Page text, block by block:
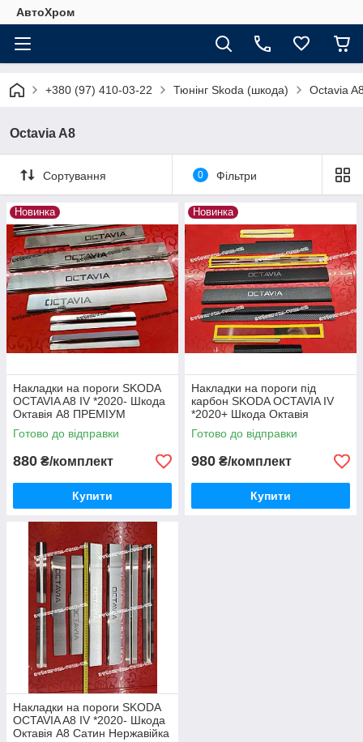
АвтоХром
+380 (97) 410-03-22 Тюнінг Skoda (шкода) Octavia
Octavia A8
Сортування 0 Фільтри
Новинка
Накладки на пороги SKODA
OCTAVIA A8 IV *2020- Шкода
Октавія А8 ПРЕМІУМ
КОМПЛЕКТ
Готово до відправки
880 ₴/комплект
Купити
Новинка
Накладки на пороги під
карбон SKODA OCTAVIA IV
*2020+ Шкода Октавія
Преміум комплект 8 одиниць
Готово до відправки
980 ₴/комплект
Купити
Накладки на пороги SKODA
OCTAVIA A8 IV *2020- Шкода
Октавія А8 Сатин Нержавійка